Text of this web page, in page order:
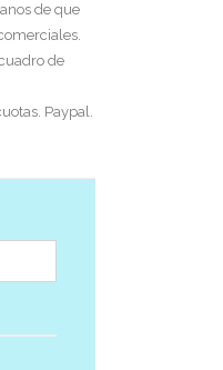
de que
de
Paypal.